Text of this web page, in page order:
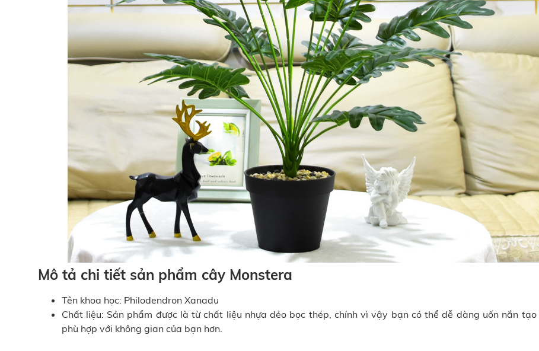
Mô tả chi tiết sản phẩm cây Monstera
Tên khoa học: Philodendron Xanadu
Chất liệu: Sản phẩm được là từ chất liệu nhựa dẻo bọc thép, chính vì vậy bạn có thể dễ dàng uốn nắn tạo
phù hợp với không gian của bạn hơn.